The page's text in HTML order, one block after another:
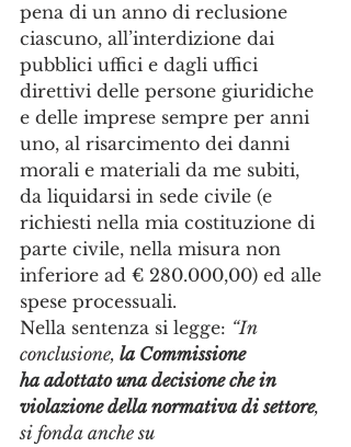
pena di un anno di reclusione
ciascuno, all’interdizione dai
pubblici uffici e dagli uffici
direttivi delle persone giuridiche
e delle imprese sempre per anni
uno, al risarcimento dei danni
morali e materiali da me subiti,
da liquidarsi in sede civile (e
richiesti nella mia costituzione di
parte civile, nella misura non
inferiore ad € 280.000,00) ed alle
spese processuali.
Nella sentenza si legge: “In
conclusione, la Commissione
ha adottato una decisione che in
violazione della normativa di settore,
si fonda anche su